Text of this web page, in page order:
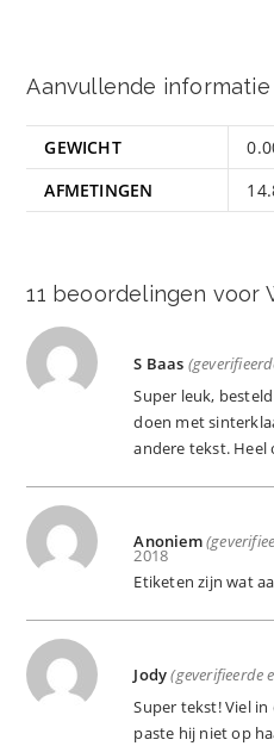
Aanvullende informatie
GEWICHT
AFMETINGEN
11 beoordelingen voor
S Baas
Super leuk,
doen met
andere tekst. Heel
Anoniem
2018
Etiketen zijn wat
Jody(geverifieerde
Super tekst! Viel in
paste hij niet op